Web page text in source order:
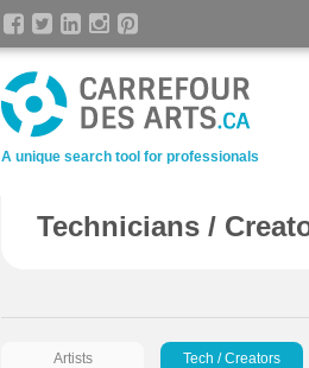
A unique search tool for professionals
Technicians /
Artists Tech / Creators